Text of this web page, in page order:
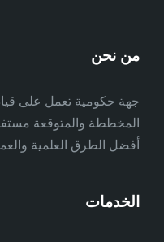
من نحن
جهة حكومية تعمل على
المخططة والمتوقعة
أفضل الطرق العلمية
الخدمات